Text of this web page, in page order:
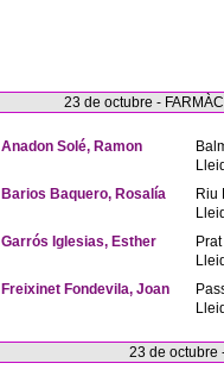
23 de octubre -
Anadon Solé, Ramon
Barios Baquero, Rosalía
Riu
Garrós Iglesias, Esther
Freixinet Fondevila, Joan
23 de octubre